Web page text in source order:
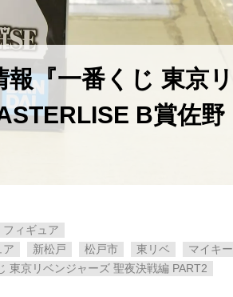
『一番くじ ​東京リ
​B賞佐野
フィギュア
ア 新松戸 松戸市 東リベ
マイキー
東京リベンジャーズ ​聖夜決戦編 ​PART2